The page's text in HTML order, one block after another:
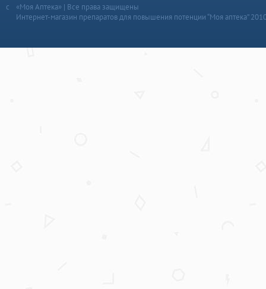
«Моя Аптека» | Все права защищены
Интернет-магазин препаратов для повышения потенции “Моя аптека”